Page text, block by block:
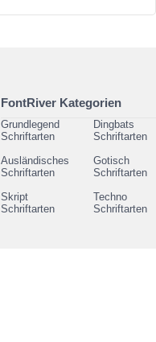
FontRiver Kategorien
Grundlegend
Schriftarten
Dingbats
Schriftarten
Ausländisches
Schriftarten
Gotisch
Schriftarten
Skript
Schriftarten
Techno
Schriftarten